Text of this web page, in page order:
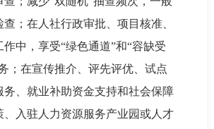
；在人社行政审批、项目核准、
中，享受“绿色通道”和“容缺受
；在宣传推介、评先评优、试点
务、就业补助资金支持和社会保障
、入驻人力资源服务产业园或人才